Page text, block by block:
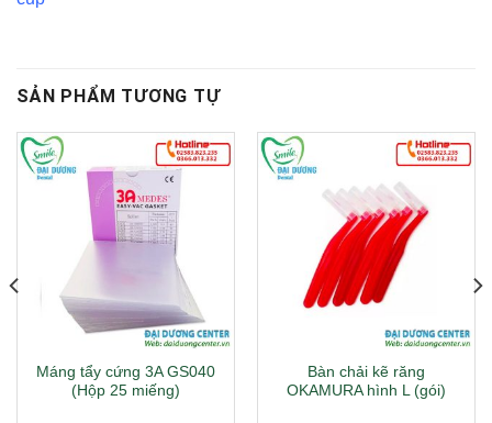
SẢN PHẨM TƯƠNG TỰ
Máng tẩy cứng 3A GS040
(Hộp 25 miếng)
Bàn chải kẽ răng
OKAMURA hình L (gói)